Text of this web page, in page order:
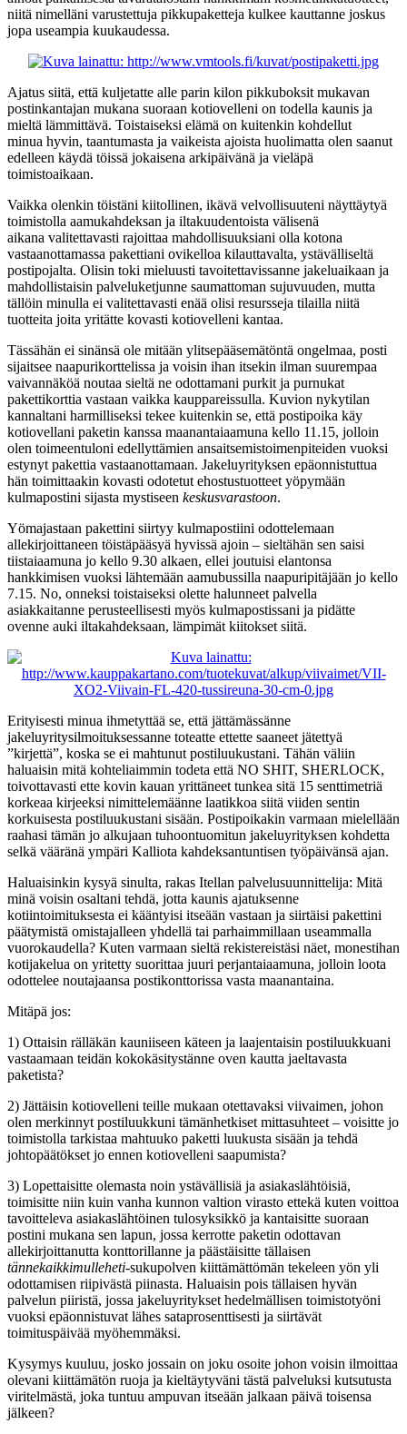
niitä nimelläni varustettuja pikkupaketteja kulkee kauttanne joskus
jopa useampia kuukaudessa.
Ajatus siitä, että kuljetatte alle parin kilon pikkuboksit mukavan
postinkantajan mukana suoraan kotiovelleni on todella kaunis ja
mieltä lämmittävä. Toistaiseksi elämä on kuitenkin kohdellut
minua hyvin, taantumasta ja vaikeista ajoista huolimatta olen saanut
edelleen käydä töissä jokaisena arkipäivänä ja vieläpä
toimistoaikaan.
Vaikka olenkin töistäni kiitollinen, ikävä velvollisuuteni näyttäytyä
toimistolla aamukahdeksan ja iltakuudentoista välisenä
aikana valitettavasti rajoittaa mahdollisuuksiani olla kotona
vastaanottamassa pakettiani ovikelloa kilauttavalta, ystävälliseltä
postipojalta. Olisin toki mieluusti tavoitettavissanne jakeluaikaan ja
mahdollistaisin palveluketjunne saumattoman sujuvuuden, mutta
tällöin minulla ei valitettavasti enää olisi resursseja tilailla niitä
tuotteita joita yritätte kovasti kotiovelleni kantaa.
Tässähän ei sinänsä ole mitään ylitsepääsemätöntä ongelmaa, posti
sijaitsee naapurikorttelissa ja voisin ihan itsekin ilman suurempaa
vaivannäköä noutaa sieltä ne odottamani purkit ja purnukat
pakettikorttia vastaan vaikka kauppareissulla. Kuvion nykytilan
kannaltani harmilliseksi tekee kuitenkin se, että postipoika käy
kotiovellani paketin kanssa maanantaiaamuna kello 11.15, jolloin
olen toimeentuloni edellyttämien ansaitsemistoimenpiteiden vuoksi
estynyt pakettia vastaanottamaan. Jakeluyrityksen epäonnistuttua
hän toimittaakin kovasti odotetut ehostustuotteet yöpymään
kulmapostini sijasta mystiseen keskusvarastoon.
Yömajastaan pakettini siirtyy kulmapostiini odottelemaan
allekirjoittaneen töistäpääsyä hyvissä ajoin – sieltähän sen saisi
tiistaiaamuna jo kello 9.30 alkaen, ellei joutuisi elantonsa
hankkimisen vuoksi lähtemään aamubussilla naapuripitäjään jo kello
7.15. No, onneksi toistaiseksi olette halunneet palvella
asiakkaitanne perusteellisesti myös kulmapostissani ja pidätte
ovenne auki iltakahdeksaan, lämpimät kiitokset siitä.
Erityisesti minua ihmetyttää se, että jättämässänne
jakeluyritysilmoituksessanne toteatte ettette saaneet jätettyä
”kirjettä”, koska se ei mahtunut postiluukustani. Tähän väliin
haluaisin mitä kohteliaimmin todeta että NO SHIT, SHERLOCK,
toivottavasti ette kovin kauan yrittäneet tunkea sitä 15 senttimetriä
korkeaa kirjeeksi nimittelemäänne laatikkoa siitä viiden sentin
korkuisesta postiluukustani sisään. Postipoikakin varmaan mielellään
raahasi tämän jo alkujaan tuhoontuomitun jakeluyrityksen kohdetta
selkä vääränä ympäri Kalliota kahdeksantuntisen työpäivänsä ajan.
Haluaisinkin kysyä sinulta, rakas Itellan palvelusuunnittelija: Mitä
minä voisin osaltani tehdä, jotta kaunis ajatuksenne
kotiintoimituksesta ei kääntyisi itseään vastaan ja siirtäisi pakettini
päätymistä omistajalleen yhdellä tai parhaimmillaan useammalla
vuorokaudella? Kuten varmaan sieltä rekistereistäsi näet, monestihan
kotijakelua on yritetty suorittaa juuri perjantaiaamuna, jolloin loota
odottelee noutajaansa postikonttorissa vasta maanantaina.
Mitäpä jos:
1) Ottaisin rälläkän kauniiseen käteen ja laajentaisin postiluukkuani
vastaamaan teidän kokokäsitystänne oven kautta jaeltavasta
paketista?
2) Jättäisin kotiovelleni teille mukaan otettavaksi viivaimen, johon
olen merkinnyt postiluukkuni tämänhetkiset mittasuhteet – voisitte jo
toimistolla tarkistaa mahtuuko paketti luukusta sisään ja tehdä
johtopäätökset jo ennen kotiovelleni saapumista?
3) Lopettaisitte olemasta noin ystävällisiä ja asiakaslähtöisiä,
toimisitte niin kuin vanha kunnon valtion virasto ettekä kuten voittoa
tavoitteleva asiakaslähtöinen tulosyksikkö ja kantaisitte suoraan
postini mukana sen lapun, jossa kerrotte paketin odottavan
allekirjoittanutta konttorillanne ja päästäisitte tällaisen
tännekaikkimulleheti-sukupolven kiittämättömän tekeleen yön yli
odottamisen riipivästä piinasta. Haluaisin pois tällaisen hyvän
palvelun piiristä, jossa jakeluyritykset hedelmällisen toimistotyöni
vuoksi epäonnistuvat lähes sataprosenttisesti ja siirtävät
toimituspäivää myöhemmäksi.
Kysymys kuuluu, josko jossain on joku osoite johon voisin ilmoittaa
olevani kiittämätön ruoja ja kieltäytyväni tästä palveluksi kutsutusta
viritelmästä, joka tuntuu ampuvan itseään jalkaan päivä toisensa
jälkeen?